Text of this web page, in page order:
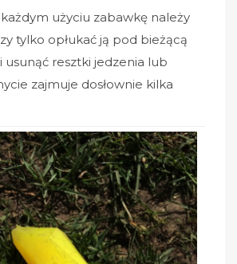
użyciu zabawkę należy
tylko opłukać ją pod bieżącą
resztki jedzenia lub
zajmuje dosłownie kilka